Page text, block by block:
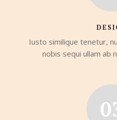
Iusto similique tenetur,
nobis sequi ullam ab